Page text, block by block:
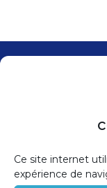
Ce site internet
expérience de
Mentions légales
Politique de